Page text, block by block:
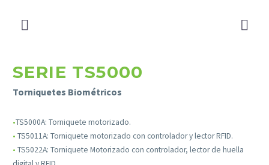
SERIE TS5000
Torniquetes Biométricos
•TS5000A: Torniquete motorizado.
• TS5011A: Torniquete motorizado con controlador y lector RFID.
• TS5022A: Torniquete Motorizado con controlador, lector de huella